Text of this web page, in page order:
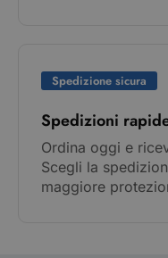
Spedizione sicura
Spedizioni
Ordina oggi e
Scegli la
maggiore